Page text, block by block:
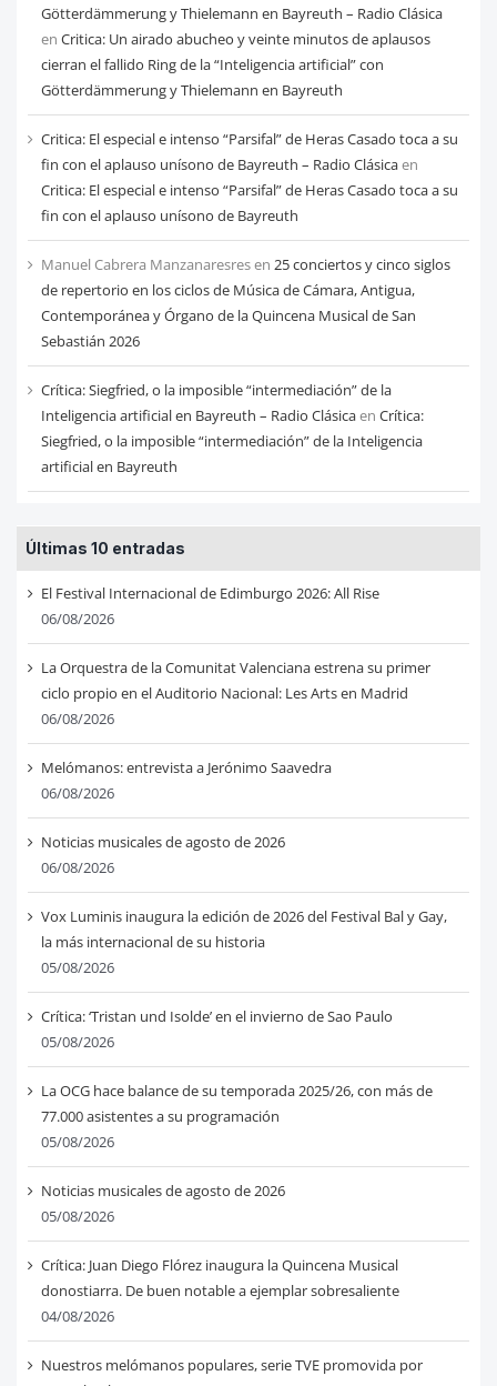
Götterdämmerung y Thielemann en Bayreuth – Radio Clásica
en Critica: Un airado abucheo y veinte minutos de aplausos
cierran el fallido Ring de la “Inteligencia artificial” con
Götterdämmerung y Thielemann en Bayreuth
Critica: El especial e intenso “Parsifal” de Heras Casado toca a su
fin con el aplauso unísono de Bayreuth – Radio Clásicaen
Critica: El especial e intenso “Parsifal” de Heras Casado toca a su
fin con el aplauso unísono de Bayreuth
Manuel Cabrera Manzanaresresen 25 conciertos y cinco siglos
de repertorio en los ciclos de Música de Cámara, Antigua,
Contemporánea y Órgano de la Quincena Musical de San
Sebastián 2026
Crítica: Siegfried, o la imposible “intermediación” de la
Inteligencia artificial en Bayreuth – Radio Clásicaen Crítica:
Siegfried, o la imposible “intermediación” de la Inteligencia
artificial en Bayreuth
Últimas 10 entradas
El Festival Internacional de Edimburgo 2026: All Rise
06/08/2026
La Orquestra de la Comunitat Valenciana estrena su primer
ciclo propio en el Auditorio Nacional: Les Arts en Madrid
06/08/2026
Melómanos: entrevista a Jerónimo Saavedra
06/08/2026
Noticias musicales de agosto de 2026
06/08/2026
Vox Luminis inaugura la edición de 2026 del Festival Bal y Gay,
la más internacional de su historia
05/08/2026
Crítica: ‘Tristan und Isolde’ en el invierno de Sao Paulo
05/08/2026
La OCG hace balance de su temporada 2025/26, con más de
77.000 asistentes a su programación
05/08/2026
Noticias musicales de agosto de 2026
05/08/2026
Crítica: Juan Diego Flórez inaugura la Quincena Musical
donostiarra. De buen notable a ejemplar sobresaliente
04/08/2026
Nuestros melómanos populares, serie TVE promovida por